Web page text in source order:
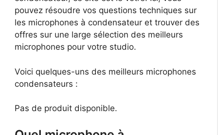
pouvez résoudre vos questions techniques sur
les microphones à condensateur et trouver des
offres sur une large sélection des meilleurs
microphones pour votre studio.
Voici quelques-uns des meilleurs microphones
condensateurs :
Pas de produit disponible.